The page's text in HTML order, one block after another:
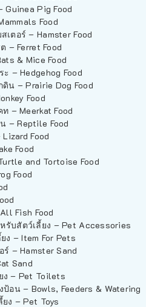
Guinea Pig Food
Food
เตอร์ – Hamster Food
– Ferret Food
& Mice Food
– Hedgehog Food
ดิน – Prairie Dog Food
Food
– Meerkat Food
– Reptile Food
Food
Food
and Tortoise Food
Food
Fish Food
บสัตว์เลี้ยง – Pet Accessories
ง – Item For Pets
– Hamster Sand
Sand
ง – Pet Toilets
ป้อน – Bowls, Feeders & Watering
ง – Pet Toys